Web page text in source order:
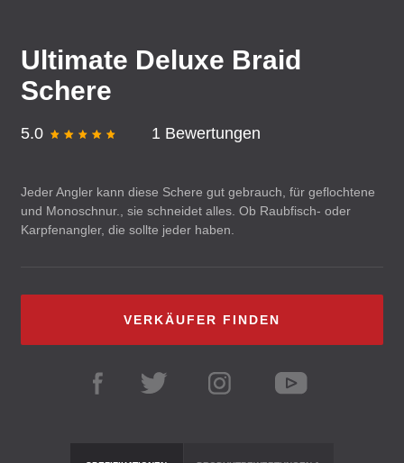
Ultimate Deluxe Braid
Schere
5.0 1 Bewertungen
Jeder Angler kann diese Schere gut gebrauch, für geflochtene
und Monoschnur., sie schneidet alles. Ob Raubfisch- oder
Karpfenangler, die sollte jeder haben.
VERKÄUFER FINDEN